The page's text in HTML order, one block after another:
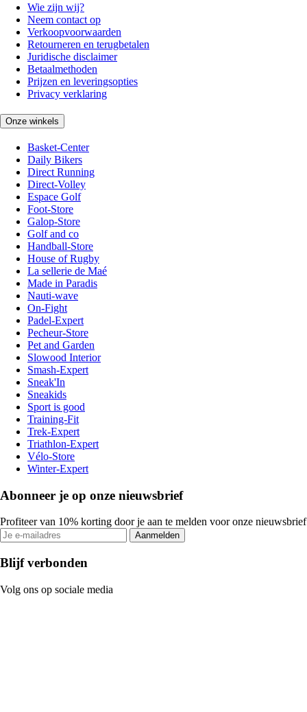
Wie zijn wij?
Neem contact op
Verkoopvoorwaarden
Retourneren en terugbetalen
Juridische disclaimer
Betaalmethoden
Prijzen en leveringsopties
Privacy verklaring
Onze winkels
Basket-Center
Daily Bikers
Direct Running
Direct-Volley
Espace Golf
Foot-Store
Galop-Store
Golf and co
Handball-Store
House of Rugby
La sellerie de Maé
Made in Paradis
Nauti-wave
On-Fight
Padel-Expert
Pecheur-Store
Pet and Garden
Slowood Interior
Smash-Expert
Sneak'In
Sneakids
Sport is good
Training-Fit
Trek-Expert
Triathlon-Expert
Vélo-Store
Winter-Expert
Abonneer je op onze nieuwsbrief
Profiteer van 10% korting door je aan te melden voor onze nieuwsbrief
Aanmelden
Blijf verbonden
Volg ons op sociale media